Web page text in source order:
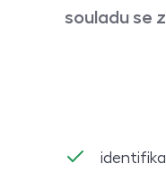
souladu se